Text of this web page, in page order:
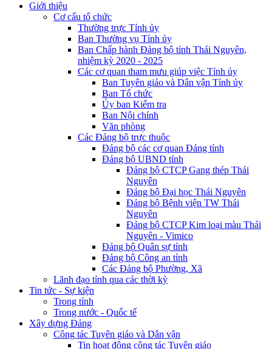
Giới thiệu
Cơ cấu tổ chức
Thường trực Tỉnh ủy
Ban Thường vụ Tỉnh ủy
Ban Chấp hành Đảng bộ tỉnh Thái Nguyên,
nhiệm kỳ 2020 - 2025
Các cơ quan tham mưu giúp việc Tỉnh ủy
Ban Tuyên giáo và Dân vận Tỉnh ủy
Ban Tổ chức
Ủy ban Kiểm tra
Ban Nội chính
Văn phòng
Các Đảng bộ trực thuộc
Đảng bộ các cơ quan Đảng tỉnh
Đảng bộ UBND tỉnh
Đảng bộ CTCP Gang thép Thái
Nguyên
Đảng bộ Đại học Thái Nguyên
Đảng bộ Bệnh viện TW Thái
Nguyên
Đảng bộ CTCP Kim loại màu Thái
Nguyên - Vimico
Đảng bộ Quân sự tỉnh
Đảng bộ Công an tỉnh
Các Đảng bộ Phường, Xã
Lãnh đạo tỉnh qua các thời kỳ
Tin tức - Sự kiện
Trong tỉnh
Trong nước - Quốc tế
Xây dựng Đảng
Công tác Tuyên giáo và Dân vận
Tin hoạt động công tác Tuyên giáo